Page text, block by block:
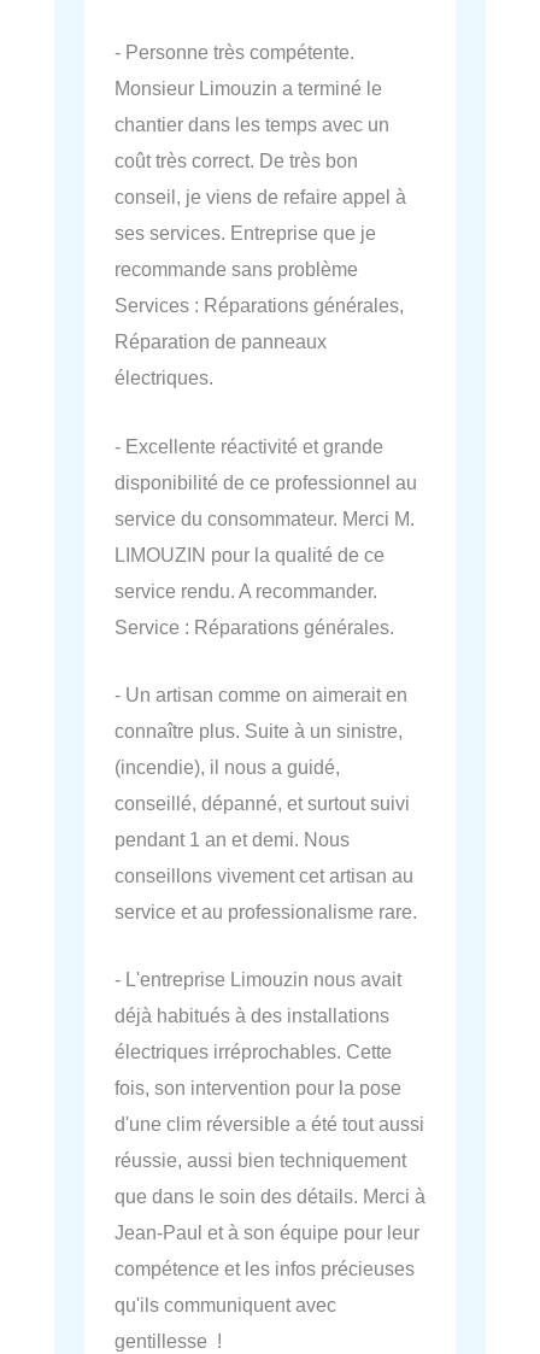
- Personne très compétente.
Monsieur Limouzin a terminé le
chantier dans les temps avec un
coût très correct. De très bon
conseil, je viens de refaire appel à
ses services. Entreprise que je
recommande sans problème
Services : Réparations générales,
Réparation de panneaux
électriques.
- Excellente réactivité et grande
disponibilité de ce professionnel au
service du consommateur. Merci M.
LIMOUZIN pour la qualité de ce
service rendu. A recommander.
Service : Réparations générales.
- Un artisan comme on aimerait en
connaître plus. Suite à un sinistre,
(incendie), il nous a guidé,
conseillé, dépanné, et surtout suivi
pendant 1 an et demi. Nous
conseillons vivement cet artisan au
service et au professionalisme rare.
- L'entreprise Limouzin nous avait
déjà habitués à des installations
électriques irréprochables. Cette
fois, son intervention pour la pose
d'une clim réversible a été tout aussi
réussie, aussi bien techniquement
que dans le soin des détails. Merci à
Jean-Paul et à son équipe pour leur
compétence et les infos précieuses
qu'ils communiquent avec
gentillesse !